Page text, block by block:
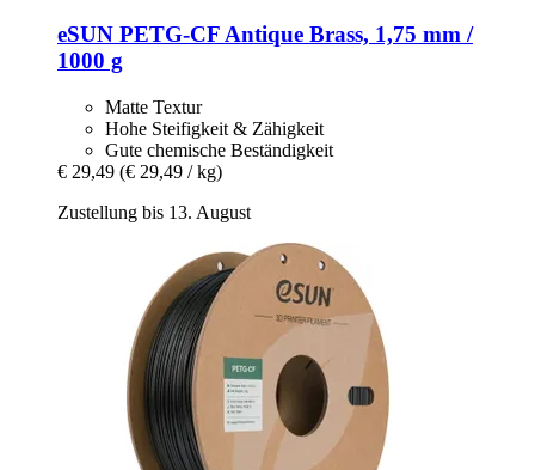
eSUN PETG-​CF Antique Brass, 1,75 mm /
1000 g
Matte Textur
Hohe Steifigkeit & Zähigkeit
Gute chemische Beständigkeit
€ 29,49 (€ 29,49 / kg)
Zustellung bis 13. August